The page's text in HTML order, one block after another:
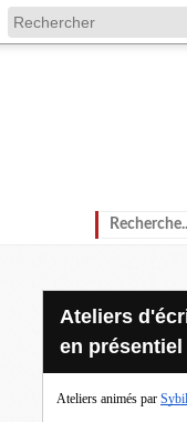
Ateliers d'écriture en ligne ou
en présentiel
Ateliers animés par